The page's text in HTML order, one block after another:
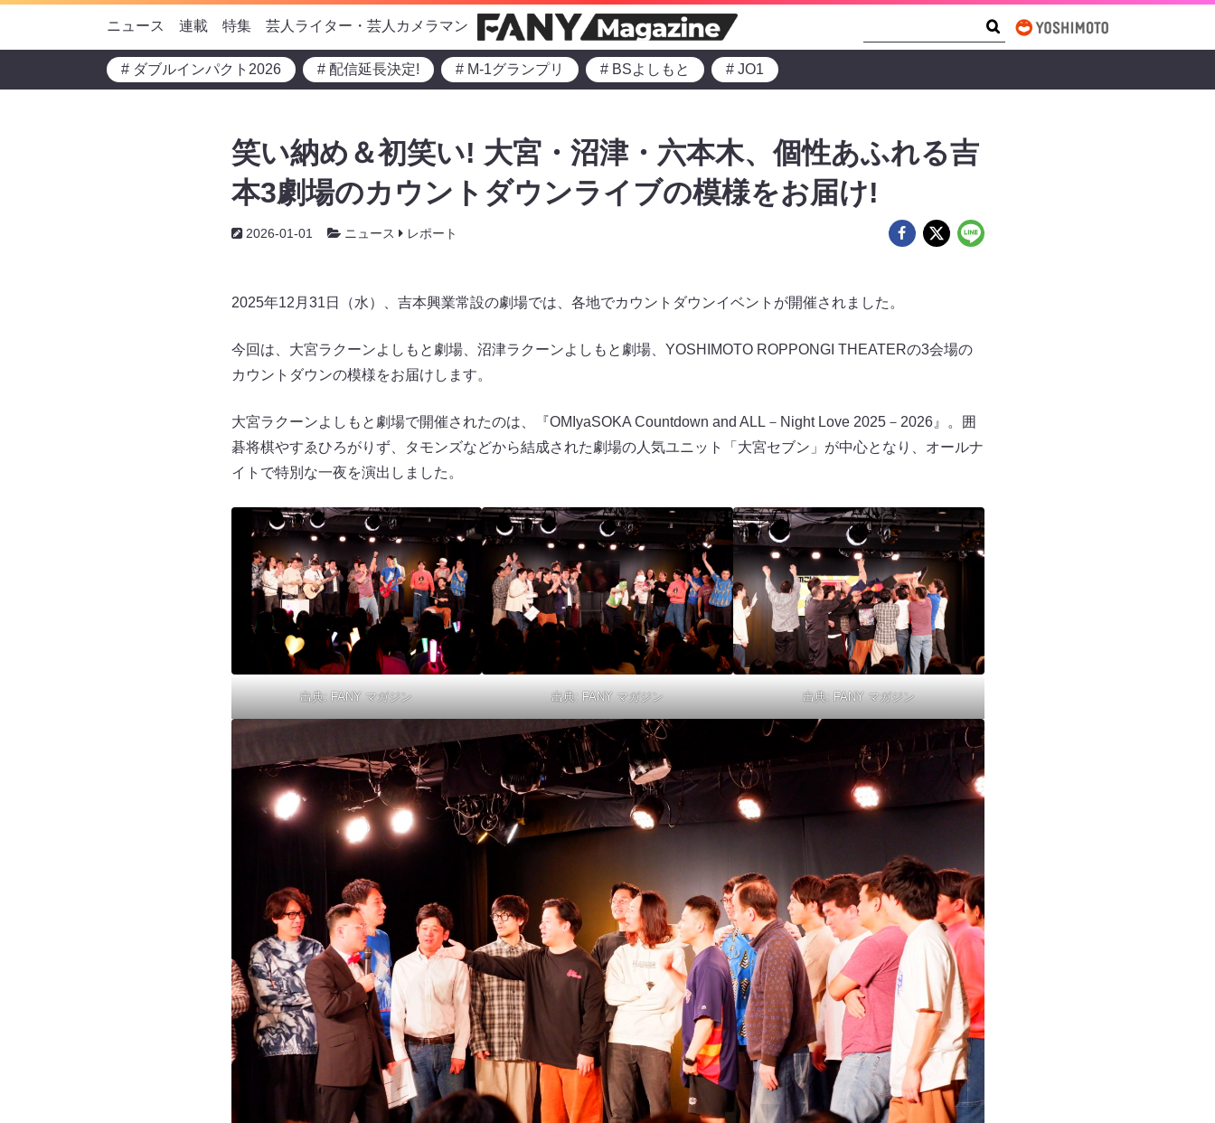
ニュース 連載 特集 芸人ライター・芸人カメラマン
# ダブルインパクト2026 # 配信延長決定! # M-1グランプリ # BSよしもと # JO1
笑い納め＆初笑い! 大宮・沼津・六本木、個性あふれる吉
本3劇場のカウントダウンライブの模様をお届け!
2026-01-01 ニュース レポート
2025年12月31日（水）、吉本興業常設の劇場では、各地でカウントダウンイベントが開催されました。
今回は、大宮ラクーンよしもと劇場、沼津ラクーンよしもと劇場、YOSHIMOTO ROPPONGI THEATERの3会場の
カウントダウンの模様をお届けします。
大宮ラクーンよしもと劇場で開催されたのは、『OMIyaSOKA Countdown and ALL－Night Love 2025－2026』。囲
碁将棋やすゑひろがりず、タモンズなどから結成された劇場の人気ユニット「大宮セブン」が中心となり、オールナ
イトで特別な一夜を演出しました。
出典: FANY マガジン 出典: FANY マガジン 出典: FANY マガジン